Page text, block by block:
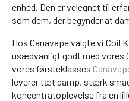
enhed. Den er velegnet til
som dem, der begynder at
Hos Canavape valgte vi Coil
usædvanligt godt med vores
vores førsteklasses
leverer tæt damp, stærk
koncentratoplevelse fra en